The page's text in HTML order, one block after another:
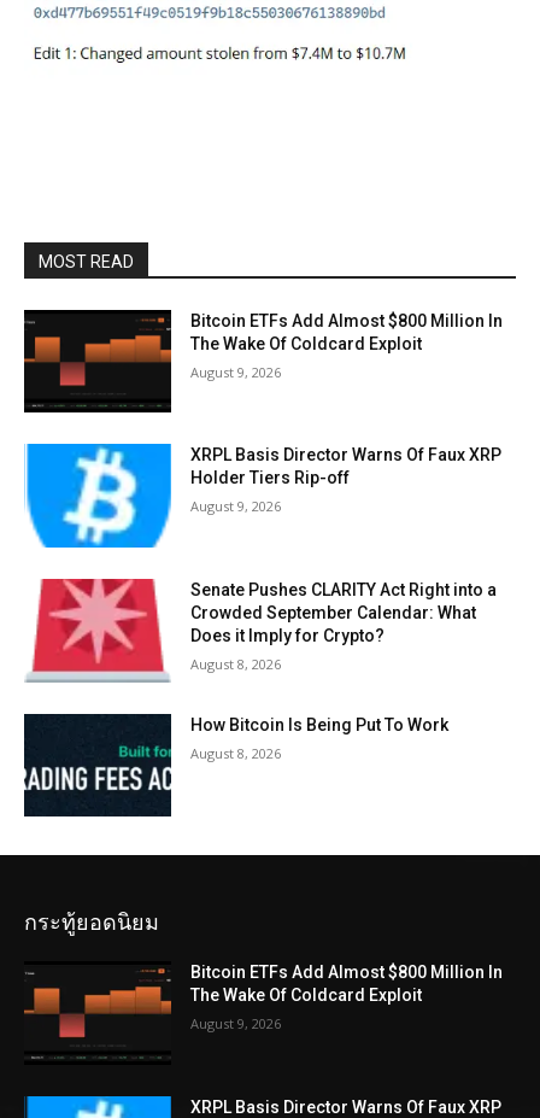
MOST READ
Bitcoin ETFs Add Almost $800 Million In
The Wake Of Coldcard Exploit
August 9, 2026
XRPL Basis Director Warns Of Faux XRP
Holder Tiers Rip-off
August 9, 2026
Senate Pushes CLARITY Act Right into a
Crowded September Calendar: What
Does it Imply for Crypto?
August 8, 2026
How Bitcoin Is Being Put To Work
August 8, 2026
กระทู้ยอดนิยม
Bitcoin ETFs Add Almost $800 Million In
The Wake Of Coldcard Exploit
August 9, 2026
XRPL Basis Director Warns Of Faux XRP